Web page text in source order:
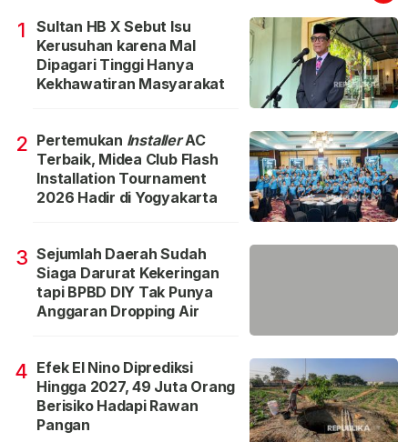
1
Sultan HB X Sebut Isu
Kerusuhan karena Mal
Dipagari Tinggi Hanya
Kekhawatiran Masyarakat
2 Pertemukan InstallerAC
Terbaik, Midea Club Flash
Installation Tournament
2026 Hadir di Yogyakarta
3 Sejumlah Daerah Sudah
Siaga Darurat Kekeringan
tapi BPBD DIY Tak Punya
Anggaran Dropping Air
4 Efek El Nino Diprediksi
Hingga 2027, 49 Juta Orang
Berisiko Hadapi Rawan
Pangan